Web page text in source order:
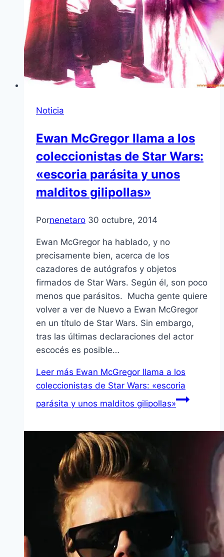
Noticia
Ewan McGregor llama a los
coleccionistas de Star Wars:
«escoria parásita y unos
malditos gilipollas»
Pornenetaro 30 octubre, 2014
Ewan McGregor ha hablado, y no
precisamente bien, acerca de los
cazadores de autógrafos y objetos
firmados de Star Wars. Según él, son poco
menos que parásitos. Mucha gente quiere
volver a ver de Nuevo a Ewan McGregor
en un título de Star Wars. Sin embargo,
tras las últimas declaraciones del actor
escocés es posible…
Leer más Ewan McGregor llama a los
coleccionistas de Star Wars: «escoria
parásita y unos malditos gilipollas»